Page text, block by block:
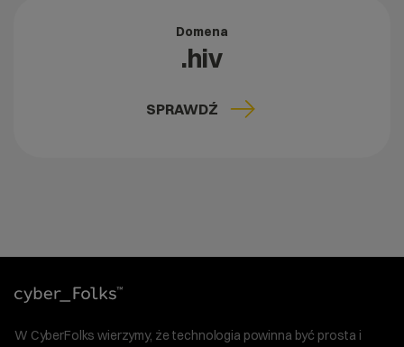
Domena
.hiv
SPRAWDŹ
W CyberFolks wierzymy, że technologia powinna być prosta i